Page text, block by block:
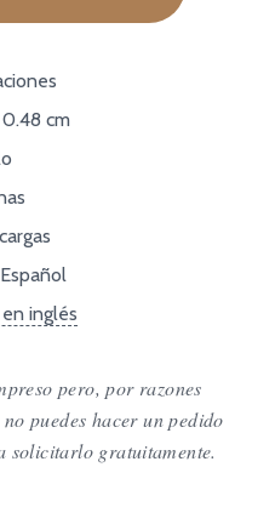
0.48 cm
inglés
pero, por razones
puedes hacer un pedido
solicitarlo gratuitamente.